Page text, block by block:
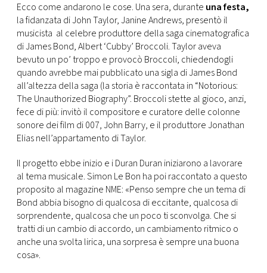
Ecco come andarono le cose. Una sera, durante una festa,
la fidanzata di John Taylor, Janine Andrews, presentò il
musicista al celebre produttore della saga cinematografica
di James Bond, Albert ‘Cubby’ Broccoli. Taylor aveva
bevuto un po’ troppo e provocò Broccoli, chiedendogli
quando avrebbe mai pubblicato una sigla di James Bond
all’altezza della saga (la storia è raccontata in “Notorious:
The Unauthorized Biography”. Broccoli stette al gioco, anzi,
fece di più: invitò il compositore e curatore delle colonne
sonore dei film di 007, John Barry, e il produttore Jonathan
Elias nell’appartamento di Taylor.
Il progetto ebbe inizio e i Duran Duran iniziarono a lavorare
al tema musicale. Simon Le Bon ha poi raccontato a questo
proposito al magazine NME: «Penso sempre che un tema di
Bond abbia bisogno di qualcosa di eccitante, qualcosa di
sorprendente, qualcosa che un poco ti sconvolga. Che si
tratti di un cambio di accordo, un cambiamento ritmico o
anche una svolta lirica, una sorpresa è sempre una buona
cosa».